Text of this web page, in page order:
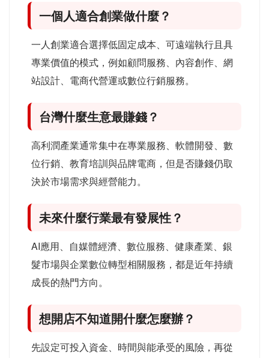
一個人適合創業做什麼？
一人創業適合選擇低固定成本、可遠端執行且具
專業價值的模式，例如顧問服務、內容創作、網
站設計、電商代營運或數位行銷服務。
台灣什麼生意最賺錢？
高利潤產業通常集中在專業服務、軟體開發、數
位行銷、教育培訓與品牌電商，但是否賺錢仍取
決於市場需求與經營能力。
未來什麼行業最有發展性？
AI應用、自媒體經濟、數位服務、健康產業、銀
髮市場與企業數位轉型相關服務，都是近年持續
成長的熱門方向。
想開店不知道開什麼怎麼辦？
先設定可投入資金、時間與能承受的風險，再從